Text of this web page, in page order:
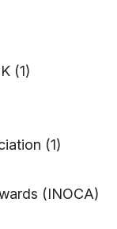
(1)
(1)
(INOCA)